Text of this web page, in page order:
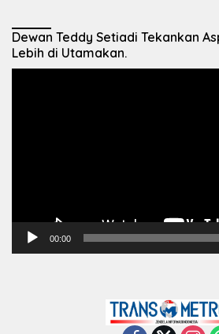
Dewan Teddy Setiadi Tekankan
Lebih di Utamakan.
00:00